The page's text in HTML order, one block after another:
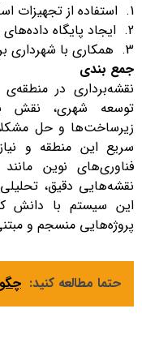
استفاده از تجهیزات
ایجاد پایگاه
همکاری با شهرداری
جمع بندی
نقشه‌برداری در
توسعه شهری، نقش
زیرساخت‌ها و حل
سریع این منطقه و
نقشه‌هایی دقیق،
این سیستم با دانش
پروژه‌هایی منسجم و
حتما مطالعه کنید: